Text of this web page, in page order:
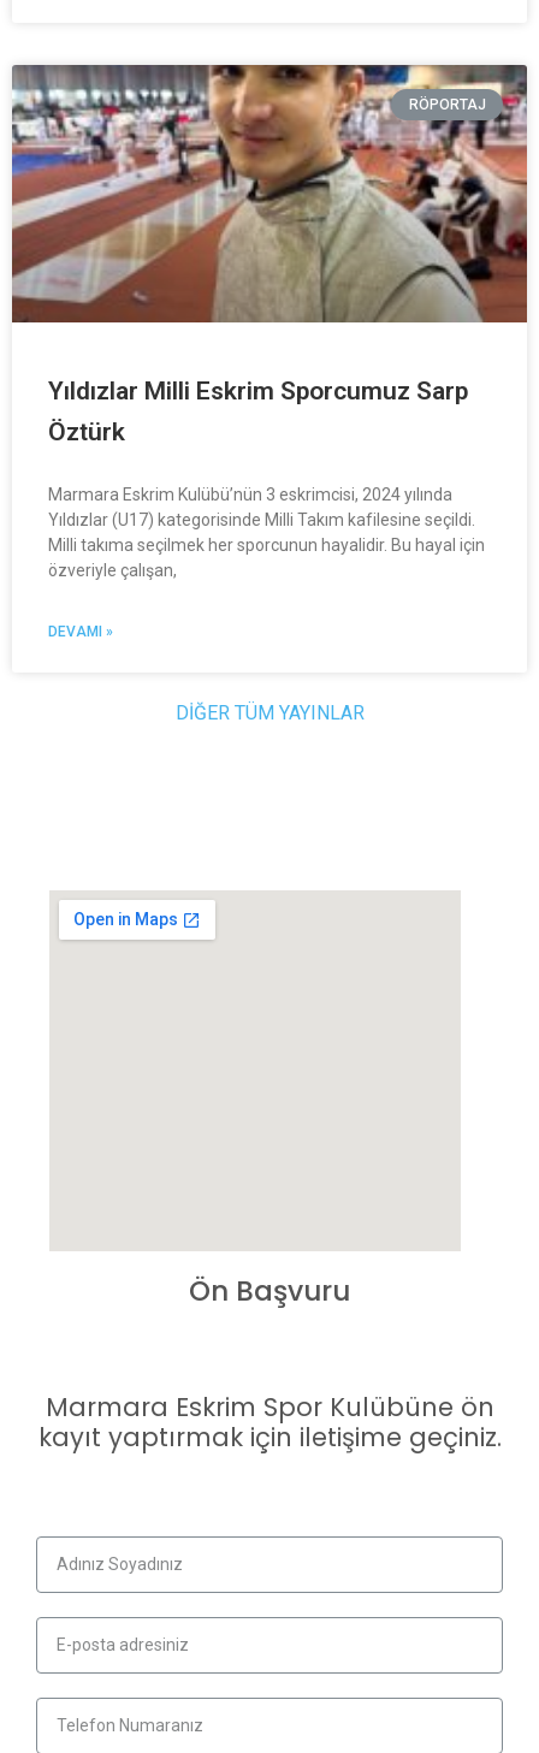
RÖPORTAJ
Yıldızlar Milli Eskrim Sporcumuz Sarp
Öztürk
Marmara Eskrim Kulübü’nün 3 eskrimcisi, 2024 yılında
Yıldızlar (U17) kategorisinde Milli Takım kafilesine seçildi.
Milli takıma seçilmek her sporcunun hayalidir. Bu hayal için
özveriyle çalışan,
DEVAMI »
DİĞER TÜM YAYINLAR
Ön Başvuru
Marmara Eskrim Spor Kulübüne ön
kayıt yaptırmak için iletişime geçiniz.